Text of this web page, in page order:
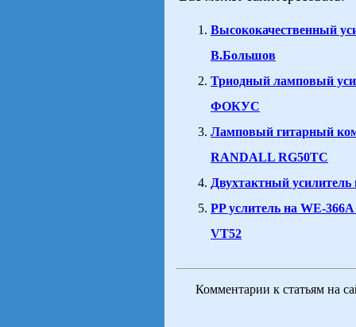
Высококачественный
В.Большов
Триодный ламповый
ФОКУС
Ламповый гитарный
RANDALL RG50TC
Двухтактный усилитель
PP услитель на WE-
VT52
Комментарии к статьям на